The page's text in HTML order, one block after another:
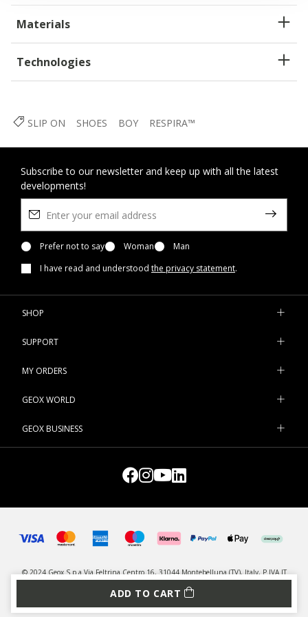
ADD TO CART
Materials
Technologies
SLIP ON SHOES BOY RESPIRA™
Subscribe to our newsletter and keep up with all the latest
developments!
Prefer not to say Woman
Man
I have read and understood the privacy statement.
SHOP
SUPPORT
MY ORDERS
GEOX WORLD
GEOX BUSINESS
© 2024 Geox S.p.a Via Feltrina Centro 16, 31044 Montebelluna (TV), Italy, P.IVA IT
03348440268 - All rights reserved
MANAGE COOKIES